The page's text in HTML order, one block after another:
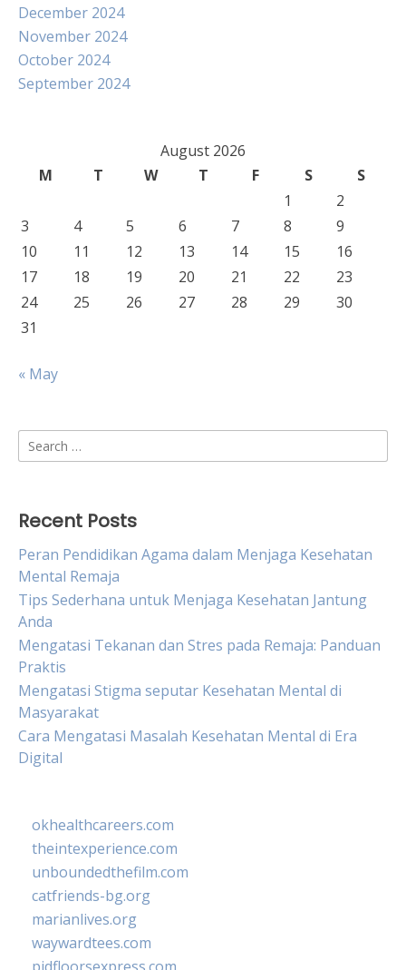
December 2024
November 2024
October 2024
September 2024
August 2026
M
T W T F S
S
1
2
3
4 5 6 7 8
9
10
11 12 13 14 15
16
17
18 19 20 21 22
23
24
25 26 27 28 29
30
31
« May
Search
for:
Recent Posts
Peran Pendidikan Agama dalam Menjaga Kesehatan
Mental Remaja
Tips Sederhana untuk Menjaga Kesehatan Jantung
Anda
Mengatasi Tekanan dan Stres pada Remaja: Panduan
Praktis
Mengatasi Stigma seputar Kesehatan Mental di
Masyarakat
Cara Mengatasi Masalah Kesehatan Mental di Era
Digital
okhealthcareers.com
theintexperience.com
unboundedthefilm.com
catfriends-bg.org
marianlives.org
waywardtees.com